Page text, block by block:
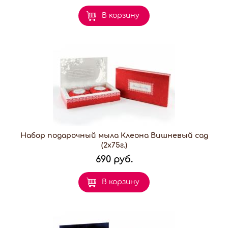
В корзину
Набор подарочный мыла Клеона Вишневый сад
(2х75г.)
690 руб.
В корзину